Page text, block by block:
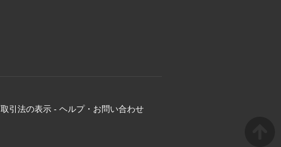
引法の表示 - ヘルプ・お問い合わせ